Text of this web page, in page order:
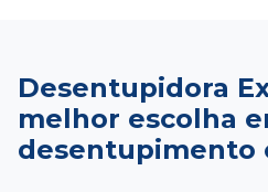
Desentupidora
melhor escolha
desentupimento